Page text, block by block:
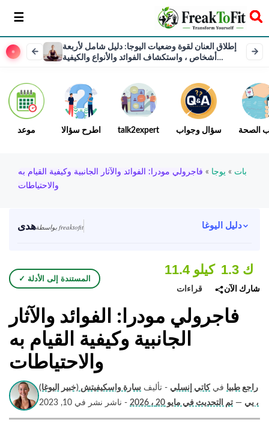
سخر
إطلاق العنان لقوة وضعيات اليوجا: دليل شامل لأربعة
أشخاص ، واستكشاف الفوائد والأنواع والكيفية
موعد اطرح سؤالا talk2expert سؤال وجواب الصحة
بات » يوجا » فاجرولي مودرا: الفوائد والآثار الجانبية وكيفية القيام به
والاحتياطات
هدى بواسطة freaktofit دليل اليوغا
✓ المستندة إلى الأدلة
11.4 كيلو
قراءات
1.3 ك
شارك الآن
فاجرولي مودرا: الفوائد والآثار
الجانبية وكيفية القيام به
والاحتياطات
راجع طبيا في كاتي إنسلي - تأليف سارة واسكيفيتش (خبير اليوغا)
، يي — تم التحديث في مايو 20 ، 2026 - ناشر نشر في 10, 2023